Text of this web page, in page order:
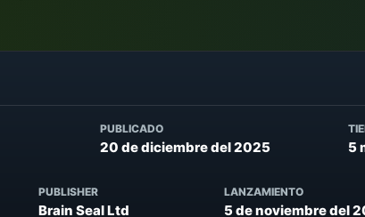
PUBLICADO
20 de diciembre del 2025 5
PUBLISHER
Brain Seal Ltd
LANZAMIENTO
5 de noviembre del